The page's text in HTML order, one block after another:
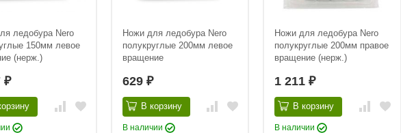
ледобура Nero
150мм левое
(нерж.)
₽
Ножи для ледобура Nero
полукруглые 200мм левое
вращение
629 ₽
В корзину
В наличии
Ножи для ледобура Nero
полукруглые 200мм правое
вращение (нерж.)
1 211 ₽
В корзину
В наличии